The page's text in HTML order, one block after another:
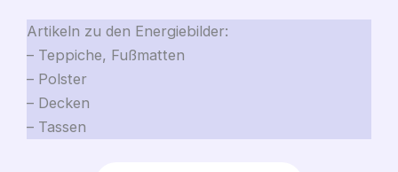
Artikeln zu den Energiebilder:
– Teppiche, Fußmatten
– Polster
– Decken
– Tassen